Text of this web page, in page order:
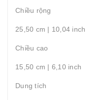
Chiều rộng
25,50 cm | 10,04 inch
Chiều cao
15,50 cm | 6,10 inch
Dung tích